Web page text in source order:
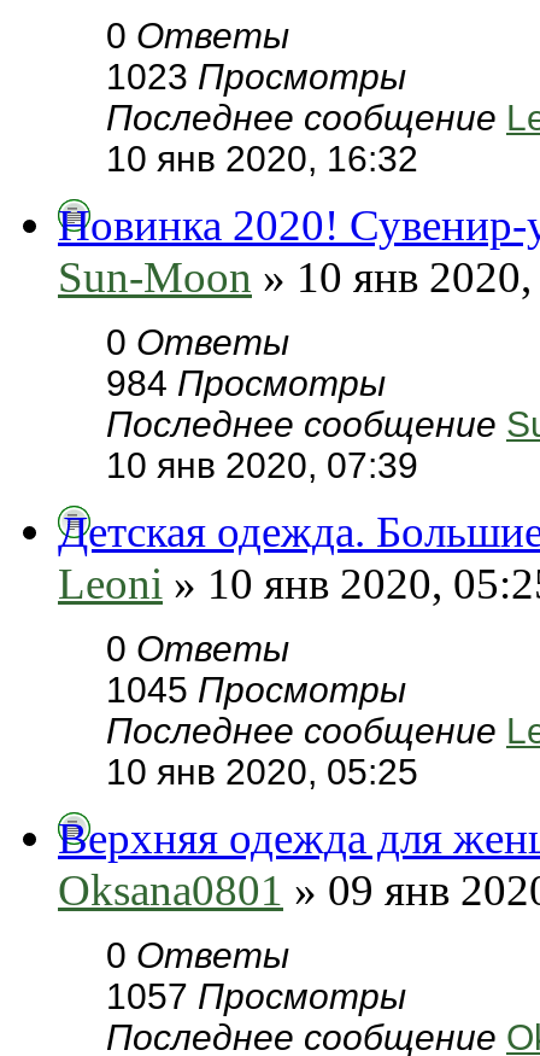
0 Ответы
1023 Просмотры
Последнее сообщение
10 янв 2020, 16:32
Новинка 2020! Сувенир-
Sun-Moon » 10 янв
0 Ответы
984 Просмотры
Последнее сообщение
10 янв 2020, 07:39
Детская одежда.
Leoni » 10 янв 2020,
0 Ответы
1045 Просмотры
Последнее сообщение
10 янв 2020, 05:25
Верхняя одежда для
Oksana0801 » 09 янв
0 Ответы
1057 Просмотры
Последнее сообщение